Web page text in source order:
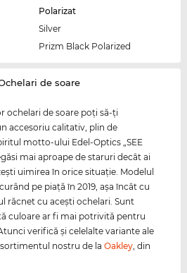
Polarizat
Silver
Prizm Black Polarized
de soare
ochelari de soare poţi să-ţi
accesoriu calitativ, plin de
motto-ului Edel-Optics „SEE
mai aproape de staruri decât ai
uimirea în orice situaţie. Modelul
pe piaţă în 2019, aşa încât cu
răcnet cu aceşti ochelari. Sunt
culoare ar fi mai potrivită pentru
verifică şi celelalte variante ale
nostru de laOakley, din